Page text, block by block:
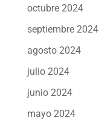
octubre 2024
septiembre 2024
agosto 2024
julio 2024
junio 2024
mayo 2024